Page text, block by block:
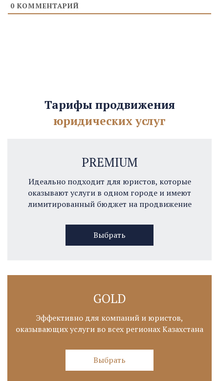
0 КОММЕНТАРИЙ
Тарифы продвижения
юридических услуг
PREMIUM
Идеально подходит для юристов, которые
оказывают услуги в одном городе и имеют
лимитированный бюджет на продвижение
Выбрать
GOLD
Эффективно для компаний и юристов,
оказывающих услуги во всех регионах Казахстана
Выбрать